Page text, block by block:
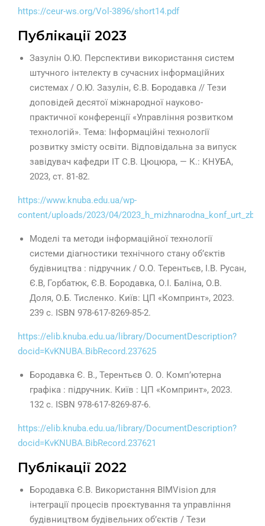
https://ceur-ws.org/Vol-3896/short14.pdf
Публікації 2023
Зазулін О.Ю. Перспективи використання систем
штучного інтелекту в сучасних інформаційних
системах / О.Ю. Зазулін, Є.В. Бородавка // Тези
доповідей десятої міжнародної науково-
практичної конференції «Управління розвитком
технологій». Тема: Інформаційні технології
розвитку змісту освіти. Відповідальна за випуск
завідувач кафедри ІТ С.В. Цюцюра, — К.: КНУБА,
2023, ст. 81-82.
https://www.knuba.edu.ua/wp-
content/uploads/2023/04/
Моделі та методи інформаційної технології
системи діагностики технічного стану об’єктів
будівництва : підручник / О.О. Терентьєв, І.В. Русан,
Є.В, Горбатюк, Є.В. Бородавка, О.І. Баліна, О.В.
Доля, О.Б. Тисленко. Київ: ЦП «Компринт», 2023.
239 с. ISBN 978-617-8269-85-2.
https://elib.knuba.edu.ua/library/DocumentDescription?
docid=KvKNUBA.BibRecord.237625
Бородавка Є. В., Терентьєв О. О. Комп’ютерна
графіка : підручник. Київ : ЦП «Компринт», 2023.
132 с. ISBN 978-617-8269-87-6.
https://elib.knuba.edu.ua/library/DocumentDescription?
docid=KvKNUBA.BibRecord.237621
Публікації 2022
Бородавка Є.В. Використання BIMVision для
інтеграції процесів проєктування та управління
будівництвом будівельних об’єктів / Тези